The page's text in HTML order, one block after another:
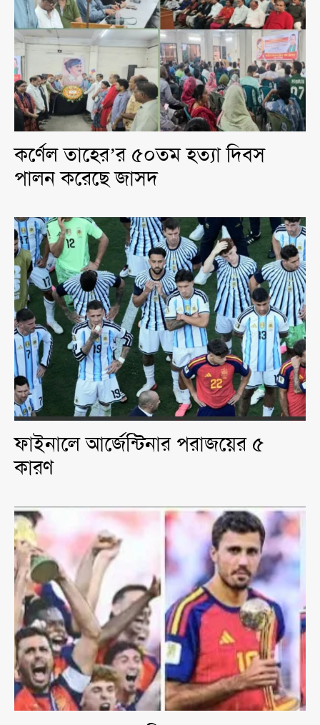
কর্ণেল তাহের’র ৫০তম হত্যা দিবস
পালন করেছে জাসদ
ফাইনালে আর্জেন্টিনার পরাজয়ের ৫
কারণ